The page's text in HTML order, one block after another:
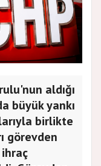
aldığı
büyük yankı
birlikte
görevden
ihraç